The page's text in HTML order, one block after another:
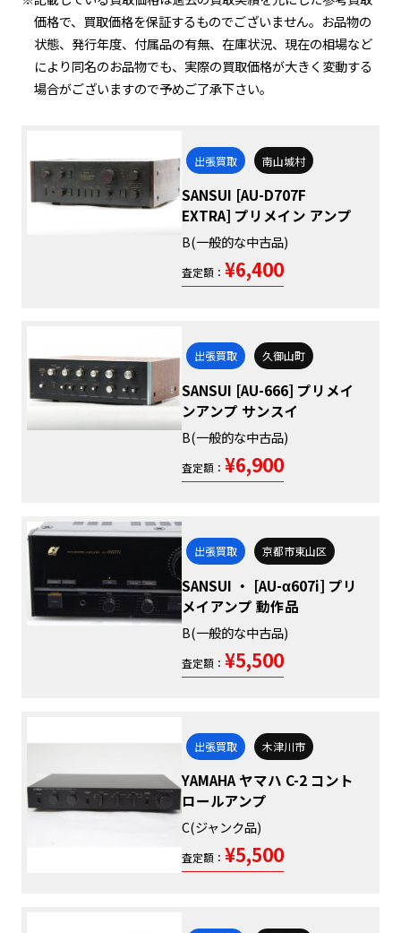
価格で、買取価格を保証するものでございません。お品物の
状態、発行年度、付属品の有無、在庫状況、現在の相場など
により同名のお品物でも、実際の買取価格が大きく変動する
場合がございますので予めご了承下さい。
出張買取 南山城村
SANSUI [AU-D707F
EXTRA] プリメイン アンプ
B(一般的な中古品)
査定額： ¥6,400
出張買取 久御山町
SANSUI [AU-666] プリメイ
ンアンプ サンスイ
B(一般的な中古品)
査定額： ¥6,900
出張買取 京都市東山区
SANSUI ・ [AU-α607i] プリ
メイアンプ 動作品
B(一般的な中古品)
査定額： ¥5,500
出張買取 木津川市
YAMAHA ヤマハ C-2 コント
ロールアンプ
C(ジャンク品)
査定額： ¥5,500